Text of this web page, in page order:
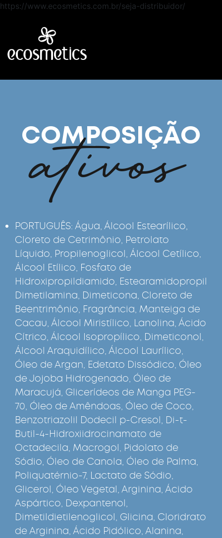
https://www.ecosmetics.com.br/seja-distribuidor/
COMPOSIÇÃO
ativos
PORTUGUÊS: Água, Álcool Estearílico,
Cloreto de Cetrimônio, Petrolato
Líquido, Propilenoglicol, Álcool Cetílico,
Álcool Etílico, Fosfato de
Hidroxipropildiamido, Estearamidopropil
Dimetilamina, Dimeticona, Cloreto de
Beentrimônio, Fragrância, Manteiga de
Cacau, Álcool Miristílico, Lanolina, Ácido
Cítrico, Álcool Isopropílico, Dimeticonol,
Álcool Araquidílico, Álcool Laurílico,
Óleo de Argan, Edetato Dissódico, Óleo
de Jojoba Hidrogenado, Óleo de
Maracujá, Glicerídeos de Manga PEG-
70, Óleo de Amêndoas, Óleo de Coco,
Benzotriazolil Dodecil p-Cresol, Di-t-
Butil-4-Hidroxiidrocinamato de
Octadecila, Macrogol, Pidolato de
Sódio, Óleo de Canola, Óleo de Palma,
Poliquatérnio-7, Lactato de Sódio,
Glicerol, Óleo Vegetal, Arginina, Ácido
Aspártico, Dexpantenol,
Dimetildietilenoglicol, Glicina, Cloridrato
de Arginina, Ácido Pidólico, Alanina,